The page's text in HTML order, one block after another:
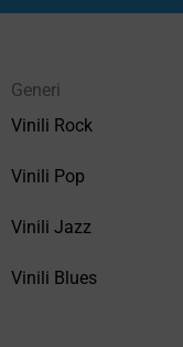
Generi
Vinili Rock
Vinili Pop
Vinili Jazz
Vinili Blues